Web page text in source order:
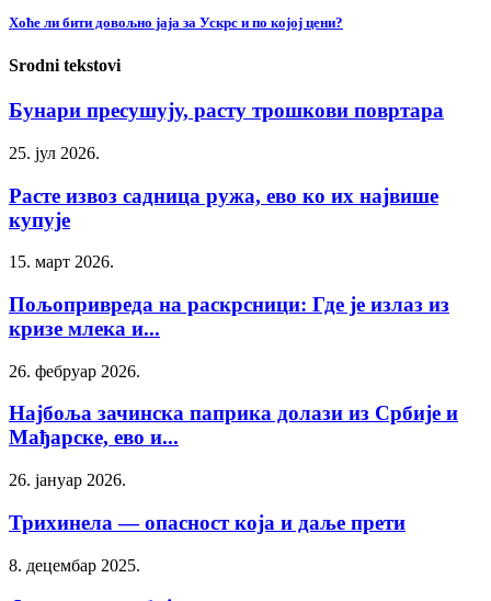
Хоће ли бити довољно јаја за Ускрс и по којој цени?
Srodni tekstovi
Бунари пресушују, расту трошкови повртара
25. јул 2026.
Расте извоз садница ружа, ево ко их највише
купује
15. март 2026.
Пољопривреда на раскрсници: Где је излаз из
кризе млека и...
26. фебруар 2026.
Најбоља зачинска паприка долази из Србије и
Мађарске, ево и...
26. јануар 2026.
Трихинела — опасност која и даље прети
8. децембар 2025.